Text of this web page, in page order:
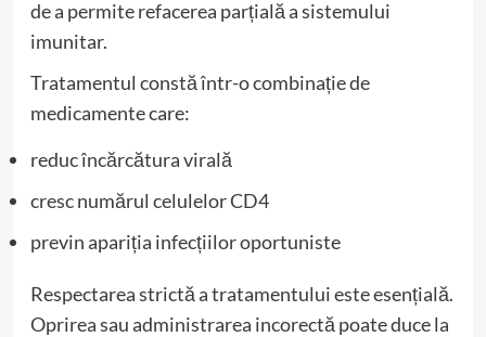
de a permite refacerea parțială a sistemului
imunitar.
Tratamentul constă într-o combinație de
medicamente care:
reduc încărcătura virală
cresc numărul celulelor CD4
previn apariția infecțiilor oportuniste
Respectarea strictă a tratamentului este esențială.
Oprirea sau administrarea incorectă poate duce la